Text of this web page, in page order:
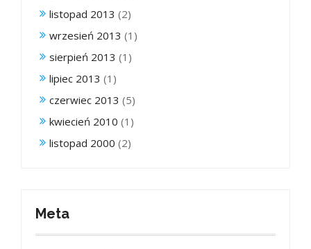
listopad 2013 (2)
wrzesień 2013 (1)
sierpień 2013 (1)
lipiec 2013 (1)
czerwiec 2013 (5)
kwiecień 2010 (1)
listopad 2000 (2)
Meta